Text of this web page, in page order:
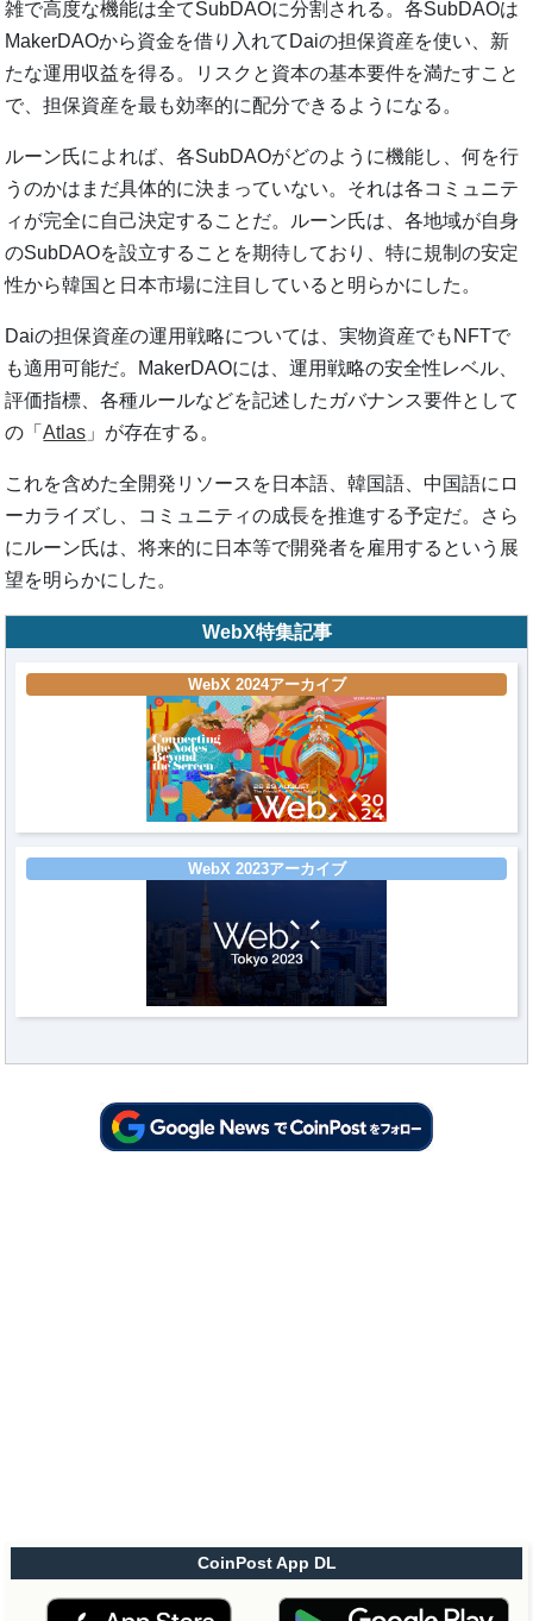
雑で高度な機能は全てSubDAOに分割される。各SubDAOは
MakerDAOから資金を借り入れてDaiの担保資産を使い、新
たな運用収益を得る。リスクと資本の基本要件を満たすこと
で、担保資産を最も効率的に配分できるようになる。
ルーン氏によれば、各SubDAOがどのように機能し、何を行
うのかはまだ具体的に決まっていない。それは各コミュニテ
ィが完全に自己決定することだ。ルーン氏は、各地域が自身
のSubDAOを設立することを期待しており、特に規制の安定
性から韓国と日本市場に注目していると明らかにした。
Daiの担保資産の運用戦略については、実物資産でもNFTで
も適用可能だ。MakerDAOには、運用戦略の安全性レベル、
評価指標、各種ルールなどを記述したガバナンス要件として
の「Atlas 」が存在する。
これを含めた全開発リソースを日本語、韓国語、中国語にロ
ーカライズし、コミュニティの成長を推進する予定だ。さら
にルーン氏は、将来的に日本等で開発者を雇用するという展
望を明らかにした。
WebX特集記事
WebX 2024アーカイブ
WebX 2023アーカイブ
CoinPost App DL